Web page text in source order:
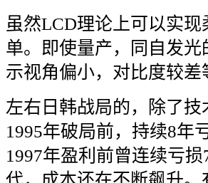
虽然LCD理论上可以实
单。即使量产，同自发光
示视角偏小，对比度较差
左右日韩战局的，除了
1995年破局前，持续8年
1997年盈利前曾连续亏损